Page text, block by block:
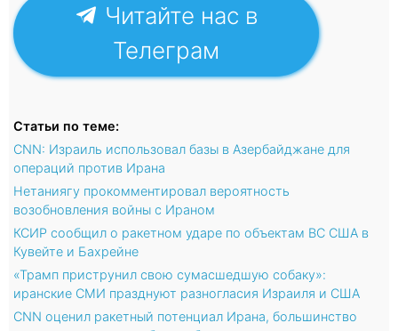
Читайте нас в
Телеграм
Статьи по теме:
CNN: Израиль использовал базы в Азербайджане для
операций против Ирана
Нетаниягу прокомментировал вероятность
возобновления войны с Ираном
КСИР сообщил о ракетном ударе по объектам ВС США в
Кувейте и Бахрейне
«Трамп приструнил свою сумасшедшую собаку»:
иранские СМИ празднуют разногласия Израиля и США
CNN оценил ракетный потенциал Ирана, большинство